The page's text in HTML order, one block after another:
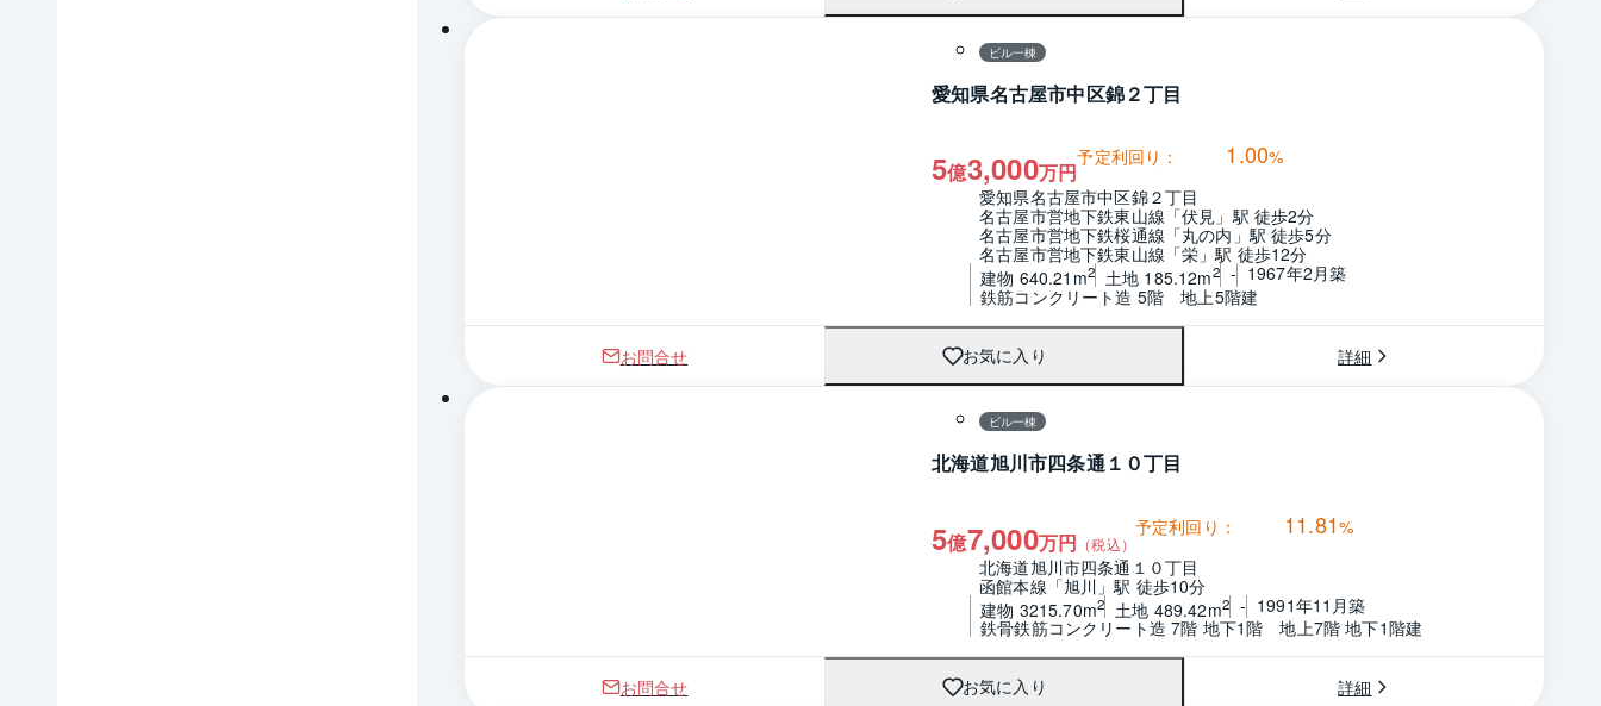
ビル一棟
愛知県名古屋市中区錦２丁目
5億3,000万円
予定利回り： 1.00%
愛知県名古屋市中区錦２丁目
名古屋市営地下鉄東山線「伏見」駅 徒歩2分
名古屋市営地下鉄桜通線「丸の内」駅 徒歩5分
名古屋市営地下鉄東山線「栄」駅 徒歩12分
建物 640.21m2 土地 185.12m2 - 1967年2月築
鉄筋コンクリート造 5階　地上5階建
お問合せ お気に入り 詳細
ビル一棟
北海道旭川市四条通１０丁目
5億7,000万円 （税込）
予定利回り： 11.81%
北海道旭川市四条通１０丁目
函館本線「旭川」駅 徒歩10分
建物 3215.70m2 土地 489.42m2 - 1991年11月築
鉄骨鉄筋コンクリート造 7階 地下1階　地上7階 地下1階建
お問合せ お気に入り 詳細